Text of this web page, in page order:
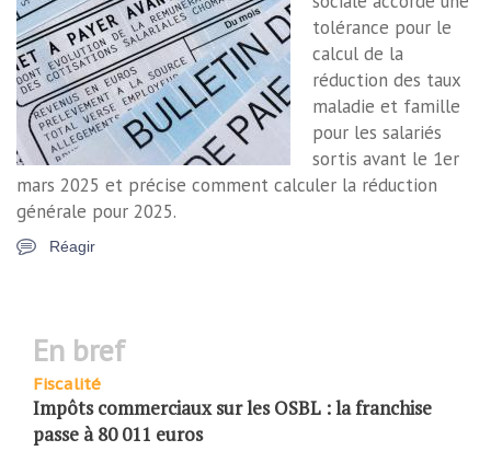
tolérance pour le
calcul de la
réduction des taux
maladie et famille
pour les salariés
sortis avant le 1er
mars 2025 et précise comment calculer la réduction
générale pour 2025.
Réagir
en bref
Fiscalité
Impôts commerciaux sur les OSBL : la franchise
passe à 80 011 euros